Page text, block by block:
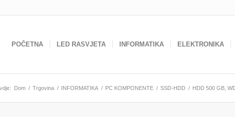
POČETNA LED RASVJETA INFORMATIKA ELEKTRONIKA
Dom / Trgovina / INFORMATIKA / PC KOMPONENTE / SSD-HDD / HDD 500 GB,